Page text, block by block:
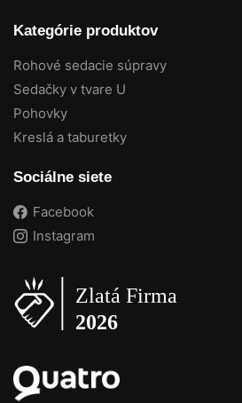
Kategórie produktov
Rohové sedacie súpravy
Sedačky v tvare U
Pohovky
Kreslá a taburetky
Sociálne siete
Facebook
Instagram